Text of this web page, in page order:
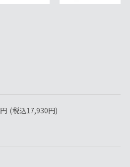
円 (税込17,930円)